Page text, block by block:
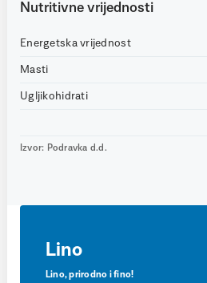
Nutritivne vrijednosti
Energetska vrijednost
Masti
Ugljikohidrati
Izvor: Podravka d.d.
Lino
Lino, prirodno i fino!